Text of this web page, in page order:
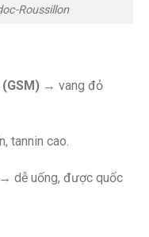
Roussillon
→ vang đỏ
tannin cao.
dễ uống, được quốc